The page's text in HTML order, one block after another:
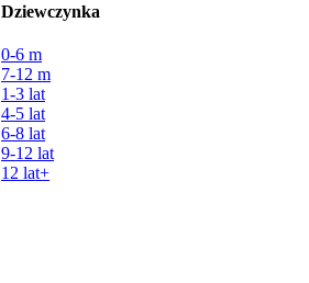
Dziewczynka
0-6 m
7-12 m
1-3 lat
4-5 lat
6-8 lat
9-12 lat
12 lat+